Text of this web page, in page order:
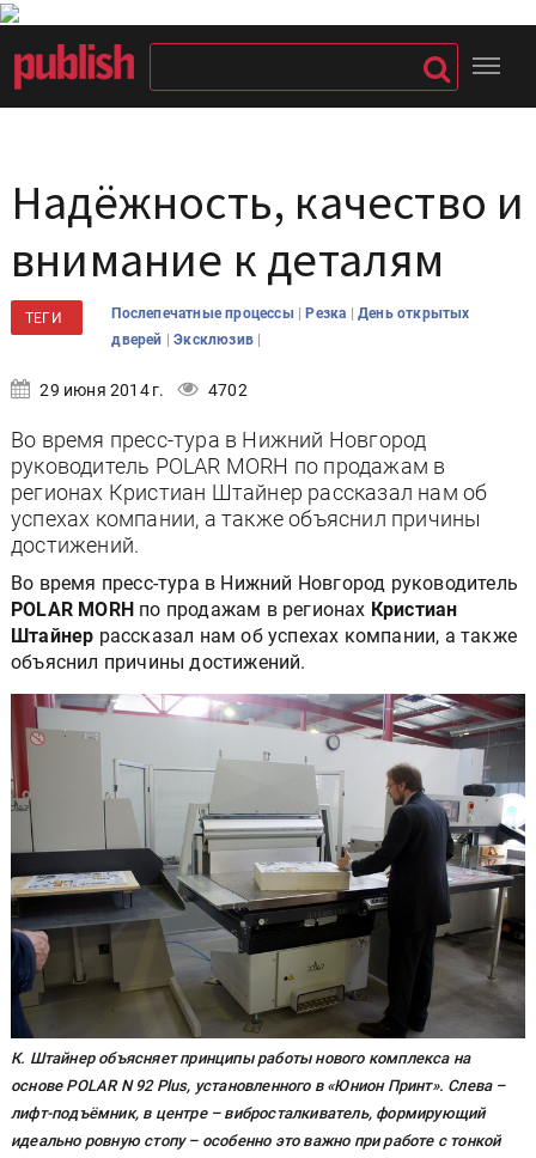
Надёжность, качество и
внимание к деталям
ТЕГИ Послепечатные процессы |Резка |День открытых
дверей |Эксклюзив |
29 июня 2014 г. 4702
Во время пресс-тура в Нижний Новгород
руководитель POLAR MORH по продажам в
регионах Кристиан Штайнер рассказал нам об
успехах компании, а также объяснил причины
достижений.
Во время пресс-тура в Нижний Новгород руководитель
POLAR MORH по продажам в регионах Кристиан
Штайнер рассказал нам об успехах компании, а также
объяснил причины достижений.
К. Штайнер объясняет принципы работы нового комплекса на
основе POLAR N 92 Plus, установленного в «Юнион Принт». Слева –
лифт-подъёмник, в центре – вибросталкиватель, формирующий
идеально ровную стопу – особенно это важно при работе с тонкой